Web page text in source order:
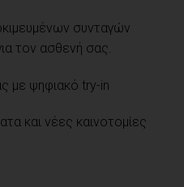
συνταγών
τον ασθενή σας.
με ψηφιακό try-in
και νέες καινοτομίες